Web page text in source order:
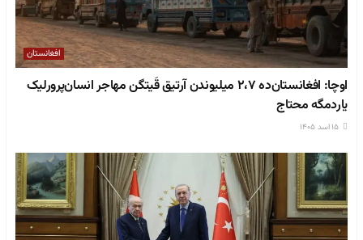
افغانستان
اوچا: افغانستان‌ده ۲،۷ میلیوندن آرتیق قَیتگن مهاجر انسان‌پرورلیک
یاردمگه محتاج